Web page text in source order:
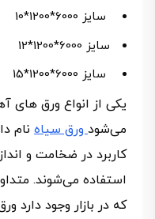
سایز 6000*1200*10
سایز 6000*1200*12
سایز 6000*1200*15
یکی از انواع ورق های
می‌شودورق سیاه نام
کاربرد در ضخامت و
استفاده می‌شوند.